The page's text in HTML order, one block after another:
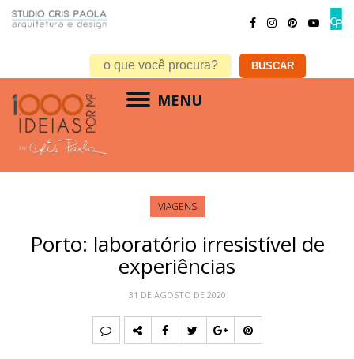
MENU
VIAGENS
Porto: laboratório irresistível de
experiências
31 DE AGOSTO DE 2020